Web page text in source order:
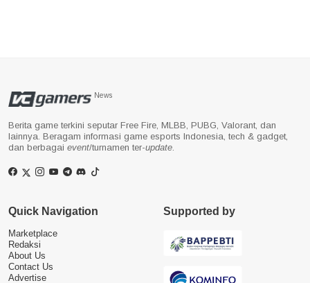
News
Berita game terkini seputar Free Fire, MLBB, PUBG, Valorant, dan
lainnya. Beragam informasi game esports Indonesia, tech & gadget,
dan berbagai event/turnamen ter-update.
Quick Navigation
Marketplace
Redaksi
About Us
Contact Us
Advertise
Supported by